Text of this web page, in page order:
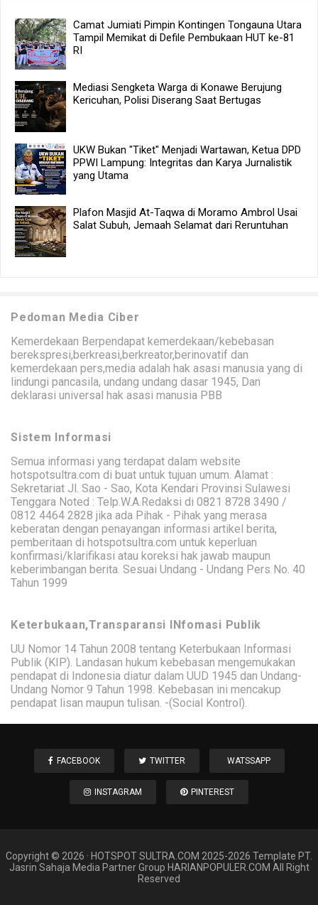
Camat Jumiati Pimpin Kontingen Tongauna Utara
Tampil Memikat di Defile Pembukaan HUT ke-81
RI
Mediasi Sengketa Warga di Konawe Berujung
Kericuhan, Polisi Diserang Saat Bertugas
UKW Bukan "Tiket" Menjadi Wartawan, Ketua DPD
PPWI Lampung: Integritas dan Karya Jurnalistik
yang Utama
Plafon Masjid At-Taqwa di Moramo Ambrol Usai
Salat Subuh, Jemaah Selamat dari Reruntuhan
Pedoman Media Ciber
Kemerdekaan Berpendapat kemerdekaan/kebebasan
berekspresi,berkreasi,berkreator,berinovatif dan
kemerdekaan pers,media adalah hak asasi manusia yang di
lindungi pancasila, undang undang dasar 1945, Dan
deklarasi universal hak asasi manusia PBB
Sistem Informasi
Semua informasi yang terdapat dalam website
hotspotsultra.com di buat untuk tujuan umum. Alamat :
Sekretariat Jl. Sao - Sao, Kota Kendari Provinsi Sulawesi
Tenggara Noted : Telp.W.A.Redaksi di 0821 8728 3490 /
0812 4464 2828 jika ada Pihak - Pihak yang merasa
keberatan dengan penayangan informasi artikel berita,
pemberitaan di hotspotsultra.com untuk keperluan
konfirmasi/klarifikasi atau koreksi hak jawab maupun
keberimbangan berita. Sesuai Undang - Undang Pers No. 40
Tahun 1999
Keterbukaan,Transparansi INfomasi Publik
UU Nomor 14 Tahun 2008 tentang Keterbukaan Informasi
Publik (KIP). Landasan hukum kebebasan mengemukakan
pendapat di Indonesia diatur dalam UUD 1945 dan Undang-
Undang Nomor 9 Tahun 1998. Kebebasan ini mencakup
pendapat lisan maupun tulisan. -(Social Kontrol).
FACEBOOK TWITTER WATSSAPP
INSTAGRAM PINTEREST
Copyright © 2026 · HOTSPOT SULTRA .COM 2025-2026 Template PT.
Jasrin Sahaja Media Partner Group HARIANPOPULER.COM All Right
Reserved